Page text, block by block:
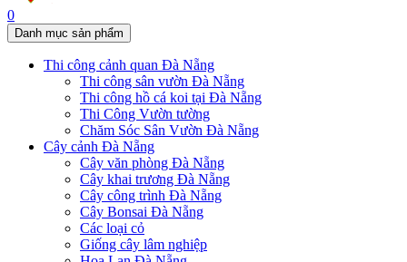
0
Danh mục sản phẩm
Thi công cảnh quan Đà Nẵng
Thi công sân vườn Đà Nẵng
Thi công hồ cá koi tại Đà Nẵng
Thi Công Vườn tường
Chăm Sóc Sân Vườn Đà Nẵng
Cây cảnh Đà Nẵng
Cây văn phòng Đà Nẵng
Cây khai trương Đà Nẵng
Cây công trình Đà Nẵng
Cây Bonsai Đà Nẵng
Các loại cỏ
Giống cây lâm nghiệp